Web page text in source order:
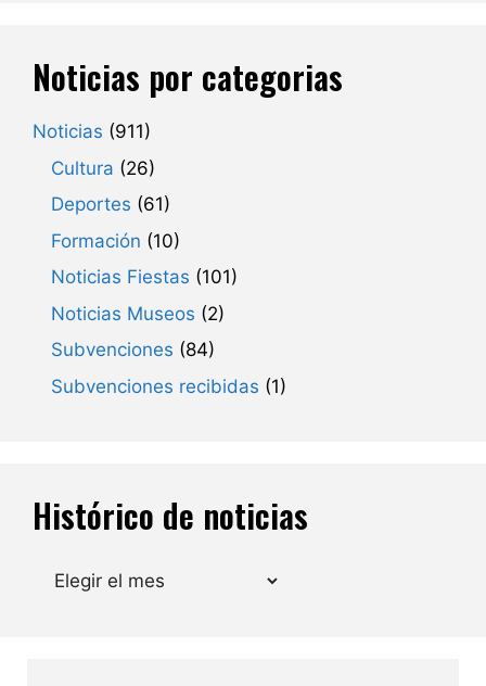
Noticias por categorias
Noticias (911)
Cultura (26)
Deportes (61)
Formación (10)
Noticias Fiestas (101)
Noticias Museos (2)
Subvenciones (84)
Subvenciones recibidas (1)
Histórico de noticias
Archivos